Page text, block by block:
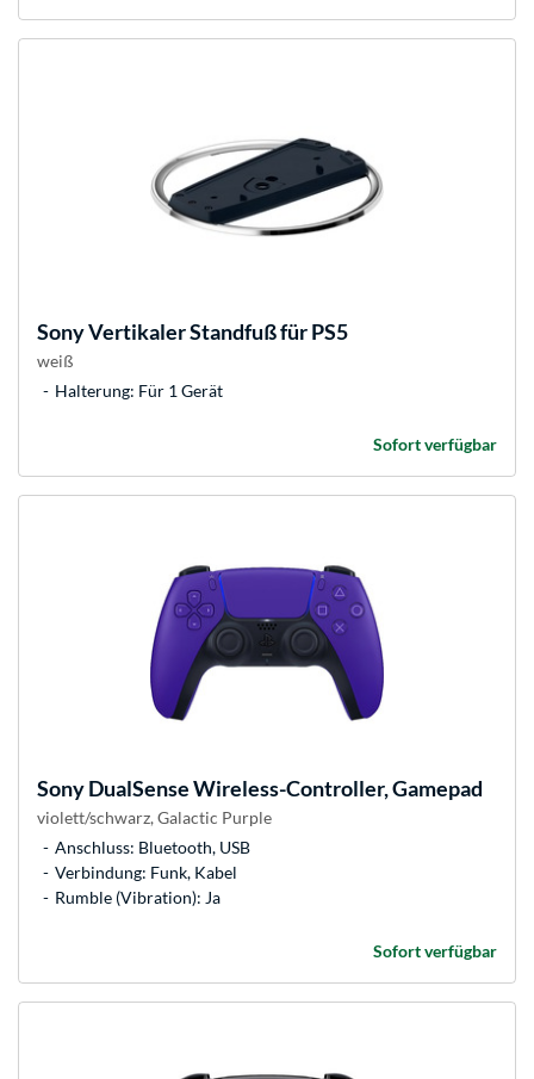
SonyVertikaler Standfuß für PS5
weiß
Halterung: Für 1 Gerät
Sofort verfügbar
SonyDualSense Wireless-Controller, Gamepad
violett/schwarz, Galactic Purple
Anschluss: Bluetooth, USB
Verbindung: Funk, Kabel
Rumble (Vibration): Ja
Sofort verfügbar